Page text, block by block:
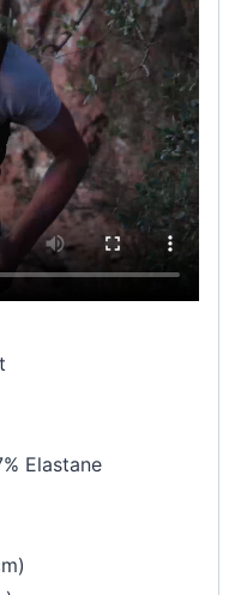
Elastane